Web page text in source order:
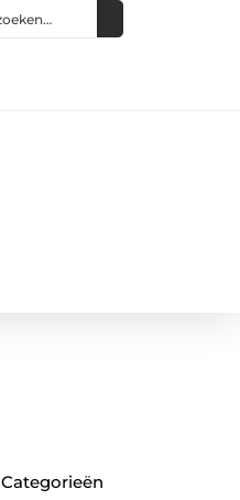
Categorieën